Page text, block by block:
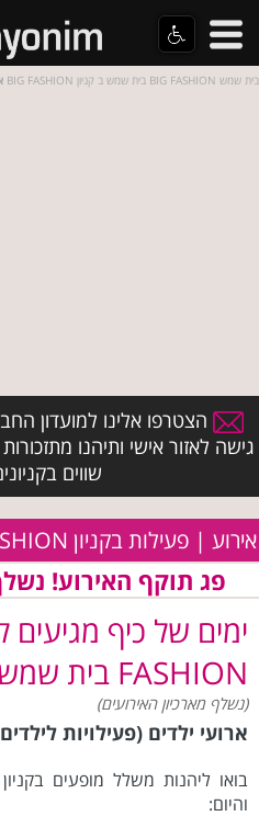
:: ימים של כיף מגיעים לקניון BIG FASHION בית שמש ב קניון BIG FASHION בית שמש
הצטרפו אלינו למועדון
גישה לאזור אישי ותיהנו
שווים
אירוע | פעילות בקניון BIG FASHION בית שמש
פג תוקף האירוע!
FASHION בית שמש
(נשלף מארכיון האירועים)
ארועי ילדים (פעילויות
והיום: